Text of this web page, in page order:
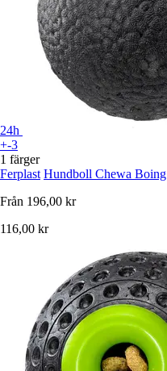
24h
+-3
1 färger
Ferplast Hundboll Chewa Boing
Från 196,00 kr
116,00 kr